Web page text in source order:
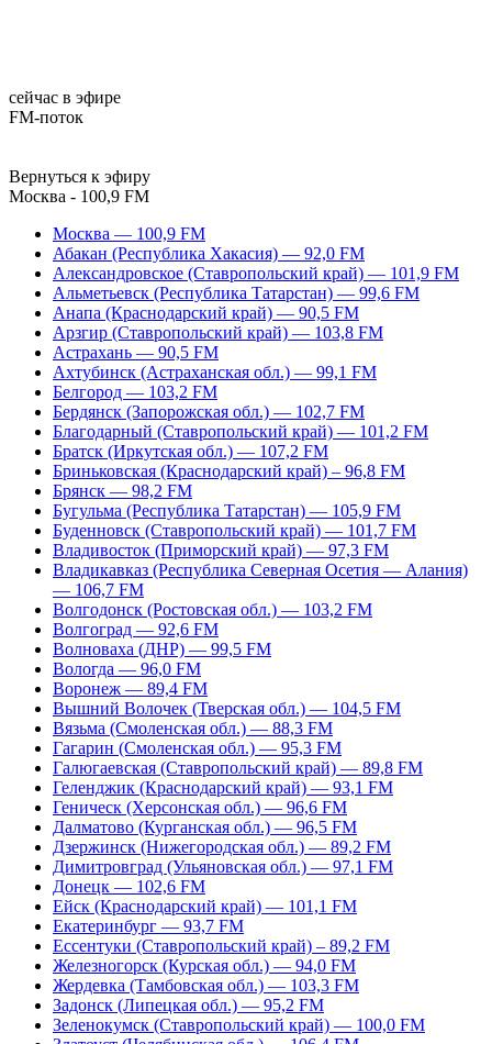
сейчас в эфире
FM-поток
Вернуться к эфиру
Москва - 100,9 FM
Москва — 100,9 FM
Абакан (Республика Хакасия) — 92,0 FM
Александровское (Ставропольский край) — 101,9 FM
Альметьевск (Республика Татарстан) — 99,6 FM
Анапа (Краснодарский край) — 90,5 FM
Арзгир (Ставропольский край) — 103,8 FM
Астрахань — 90,5 FM
Ахтубинск (Астраханская обл.) — 99,1 FM
Белгород — 103,2 FM
Бердянск (Запорожская обл.) — 102,7 FM
Благодарный (Ставропольский край) — 101,2 FM
Братск (Иркутская обл.) — 107,2 FM
Бриньковская (Краснодарский край) – 96,8 FM
Брянск — 98,2 FM
Бугульма (Республика Татарстан) — 105,9 FM
Буденновск (Ставропольский край) — 101,7 FM
Владивосток (Приморский край) — 97,3 FM
Владикавказ (Республика Северная Осетия — Алания)
— 106,7 FM
Волгодонск (Ростовская обл.) — 103,2 FM
Волгоград — 92,6 FM
Волноваха (ДНР) — 99,5 FM
Вологда — 96,0 FM
Воронеж — 89,4 FM
Вышний Волочек (Тверская обл.) — 104,5 FM
Вязьма (Смоленская обл.) — 88,3 FM
Гагарин (Смоленская обл.) — 95,3 FM
Галюгаевская (Ставропольский край) — 89,8 FM
Геленджик (Краснодарский край) — 93,1 FM
Геническ (Херсонская обл.) — 96,6 FM
Далматово (Курганская обл.) — 96,5 FM
Дзержинск (Нижегородская обл.) — 89,2 FM
Димитровград (Ульяновская обл.) — 97,1 FM
Донецк — 102,6 FM
Ейск (Краснодарский край) — 101,1 FM
Екатеринбург — 93,7 FM
Ессентуки (Ставропольский край) – 89,2 FM
Железногорск (Курская обл.) — 94,0 FM
Жердевка (Тамбовская обл.) — 103,3 FM
Задонск (Липецкая обл.) — 95,2 FM
Зеленокумск (Ставропольский край) — 100,0 FM